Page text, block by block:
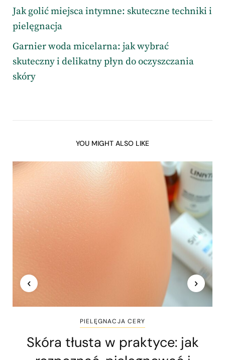
Jak golić miejsca intymne: skuteczne techniki i
pielęgnacja
Garnier woda micelarna: jak wybrać
skuteczny i delikatny płyn do oczyszczania
skóry
YOU MIGHT ALSO LIKE
PIELĘGNACJA CERY
Skóra tłusta w praktyce: jak